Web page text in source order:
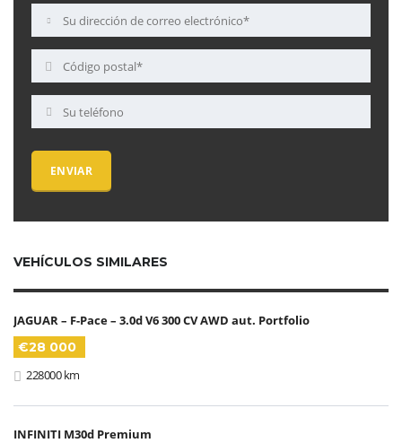
VEHÍCULOS SIMILARES
JAGUAR – F-Pace – 3.0d V6 300 CV AWD aut. Portfolio
€28 000
228000 km
INFINITI M30d Premium